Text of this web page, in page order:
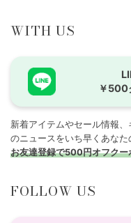
WITH US
￥500
新着アイテムやセール情報
のニュースをいち早くあなた
お友達登録で500円オフクー
FOLLOW US